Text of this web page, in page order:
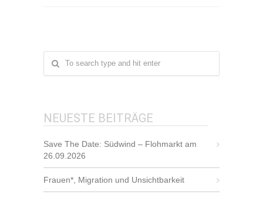
NEUESTE BEITRÄGE
Save The Date: Südwind – Flohmarkt am
26.09.2026
Frauen*, Migration und Unsichtbarkeit